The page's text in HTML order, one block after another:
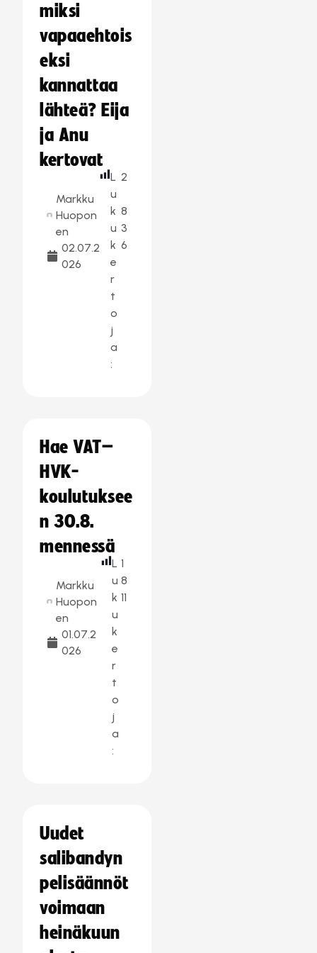
miksi
vapaaehtois
eksi
kannattaa
lähteä? Eija
ja Anu
kertovat
Markku
Huopon
en
02.07.2
026
L
u
k
u
k
e
r
t
o
j
a
:
2
8
3
6
Hae VAT–
HVK-
koulutuksee
n 30.8.
mennessä
Markku
Huopon
en
01.07.2
026
L
u
k
u
k
e
r
t
o
j
a
:
1
8
11
Uudet
salibandyn
pelisäännöt
voimaan
heinäkuun